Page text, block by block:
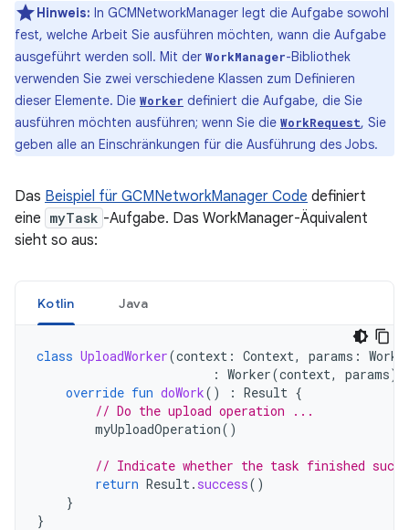
Hinweis: In GCMNetworkManager legt die Aufgabe sowohl
fest, welche Arbeit Sie ausführen möchten, wann die Aufgabe
ausgeführt werden soll. Mit der WorkManager-Bibliothek
verwenden Sie zwei verschiedene Klassen zum Definieren
dieser Elemente. Die Worker definiert die Aufgabe, die Sie
ausführen möchten ausführen; wenn Sie die WorkRequest, Sie
geben alle an Einschränkungen für die Ausführung des Jobs.
Das Beispiel für GCMNetworkManager Code definiert
eine myTask -Aufgabe. Das WorkManager-Äquivalent
sieht so aus:
Kotlin Java
class UploadWorker(context : Context, params :
: Worker(context, params)
override fun doWork() : Result {
// Do the upload operation ...
myUploadOperation()
// Indicate whether the task finished
return Result. success()
}
}